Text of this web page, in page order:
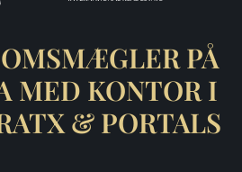
PÅ
MED KONTOR I
& PORTALS